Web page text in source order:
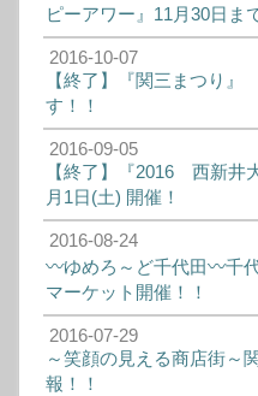
ピーアワー』11月30日ま
2016-10-07
【終了】『関三まつり
す！！
2016-09-05
【終了】『2016 西新井
月1日(土) 開催！
2016-08-24
〰ゆめろ～ど千代田〰千
マーケット開催！！
2016-07-29
～笑顔の見える商店街
報！！